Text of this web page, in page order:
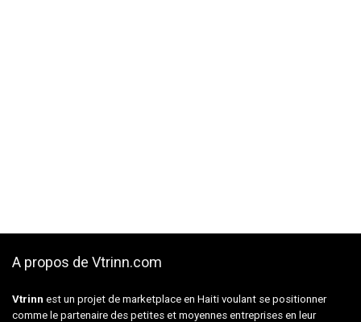
A propos de Vtrinn.com
Vtrinn est un projet de marketplace en Haiti voulant se positionner
comme le partenaire des petites et moyennes entreprises en leur